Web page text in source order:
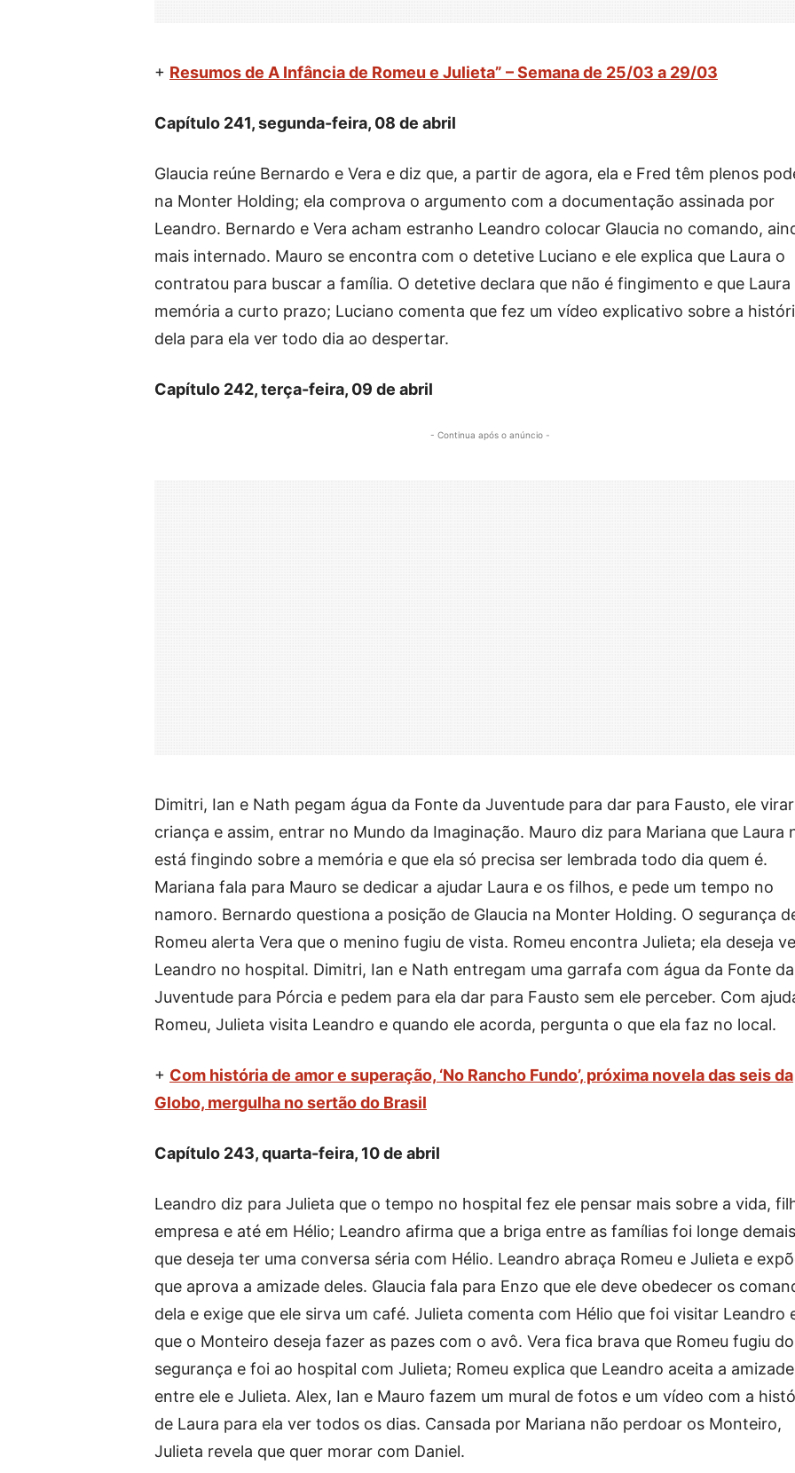
+ Resumos de A Infância de Romeu e Julieta” – Semana de 25/03 a 29/03
Capítulo 241, segunda-feira, 08 de abril
Glaucia reúne Bernardo e Vera e diz que, a partir de agora, ela e Fred têm plenos
na Monter Holding; ela comprova o argumento com a documentação assinada por
Leandro. Bernardo e Vera acham estranho Leandro colocar Glaucia no comando,
mais internado. Mauro se encontra com o detetive Luciano e ele explica que Laura o
contratou para buscar a família. O detetive declara que não é fingimento e que Laura
memória a curto prazo; Luciano comenta que fez um vídeo explicativo sobre a
dela para ela ver todo dia ao despertar.
Capítulo 242, terça-feira, 09 de abril
- Continua após o anúncio -
Dimitri, Ian e Nath pegam água da Fonte da Juventude para dar para Fausto, ele virar
criança e assim, entrar no Mundo da Imaginação. Mauro diz para Mariana que Laura
está fingindo sobre a memória e que ela só precisa ser lembrada todo dia quem é.
Mariana fala para Mauro se dedicar a ajudar Laura e os filhos, e pede um tempo no
namoro. Bernardo questiona a posição de Glaucia na Monter Holding. O segurança
Romeu alerta Vera que o menino fugiu de vista. Romeu encontra Julieta; ela deseja
Leandro no hospital. Dimitri, Ian e Nath entregam uma garrafa com água da Fonte da
Juventude para Pórcia e pedem para ela dar para Fausto sem ele perceber. Com
Romeu, Julieta visita Leandro e quando ele acorda, pergunta o que ela faz no local.
+ Com história de amor e superação, ‘No Rancho Fundo’, próxima novela das seis da
Globo, mergulha no sertão do Brasil
Capítulo 243, quarta-feira, 10 de abril
Leandro diz para Julieta que o tempo no hospital fez ele pensar mais sobre a vida,
empresa e até em Hélio; Leandro afirma que a briga entre as famílias foi longe
que deseja ter uma conversa séria com Hélio. Leandro abraça Romeu e Julieta e
que aprova a amizade deles. Glaucia fala para Enzo que ele deve obedecer os
dela e exige que ele sirva um café. Julieta comenta com Hélio que foi visitar Leandro
que o Monteiro deseja fazer as pazes com o avô. Vera fica brava que Romeu fugiu do
segurança e foi ao hospital com Julieta; Romeu explica que Leandro aceita a amizade
entre ele e Julieta. Alex, Ian e Mauro fazem um mural de fotos e um vídeo com a
de Laura para ela ver todos os dias. Cansada por Mariana não perdoar os Monteiro,
Julieta revela que quer morar com Daniel.